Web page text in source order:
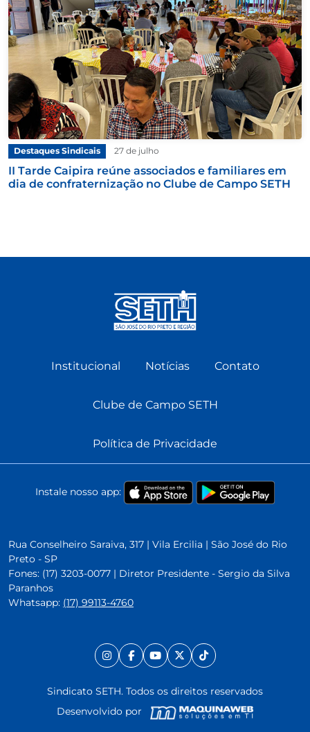
Destaques Sindicais 27 de julho
II Tarde Caipira reúne associados e familiares em
dia de confraternização no Clube de Campo SETH
Institucional Notícias Contato
Clube de Campo SETH
Política de Privacidade
Instale nosso app:
Rua Conselheiro Saraiva, 317 | Vila Ercilia | São José do Rio
Preto - SP
Fones: (17) 3203-0077 | Diretor Presidente - Sergio da Silva
Paranhos
Whatsapp: (17) 99113-4760
Sindicato SETH. Todos os direitos reservados
Desenvolvido por